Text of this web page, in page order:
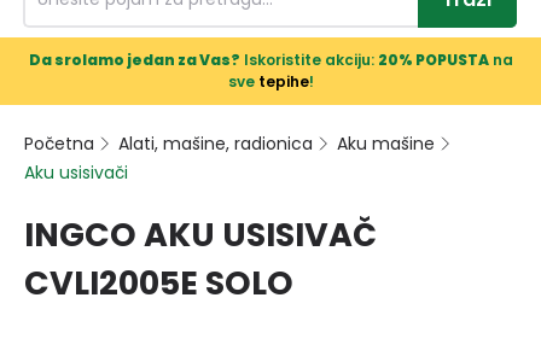
Da srolamo jedan za Vas? Iskoristite akciju: 20% POPUSTAna
sve tepihe!
Početna Alati, mašine, radionica
Aku mašine
Aku usisivači
INGCO AKU USISIVAČ
CVLI2005E SOLO